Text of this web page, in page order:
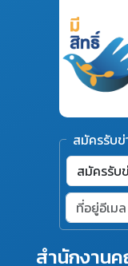
สำนักงาน
สมัครรับข่